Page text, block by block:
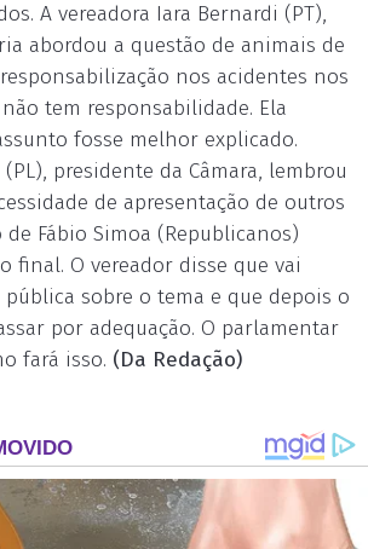
A vereadora Iara Bernardi (PT),
abordou a questão de animais de
nos acidentes nos
tem responsabilidade. Ela
fosse melhor explicado.
presidente da Câmara, lembrou
de apresentação de outros
Fábio Simoa (Republicanos)
final. O vereador disse que vai
sobre o tema e que depois o
por adequação. O parlamentar
fará isso. (Da Redação)